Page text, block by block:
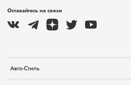
Авто-Стиль
Оставайтесь на связи